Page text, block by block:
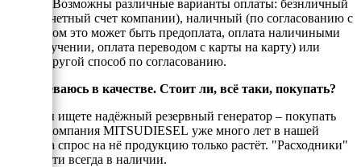
России. Возможны различные варианты оплаты: безнличный
(на рассчетный счет компании), наличный (по согласованию с
енеджером это может быть предоплата, оплата наличиными
при получении, оплата переводом с карты на карту) или
любой другой способ по согласованию.
Я сомневаюсь в качестве. Стоит ли, всё таки, покупать?
Если Вы ищете надёжный резервный генератор – покупать
стоит! Компания MITSUDIESEL уже много лет в нашей
стране, а спрос на нё продукцию только растёт. "Расходники"
и запчасти всегда в наличии.